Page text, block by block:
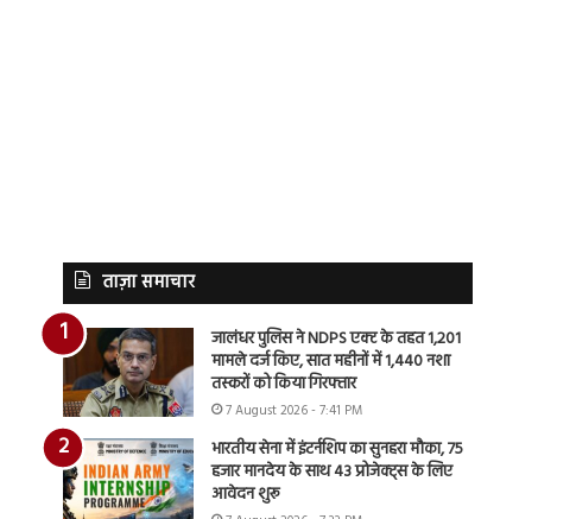
ताज़ा समाचार
जालंधर पुलिस ने NDPS एक्ट के तहत 1,201
मामले दर्ज किए, सात महीनों में 1,440 नशा
तस्करों को किया गिरफ्तार
7 August 2026 - 7:41 PM
भारतीय सेना में इंटर्नशिप का सुनहरा मौका, 75
हजार मानदेय के साथ 43 प्रोजेक्ट्स के लिए
आवेदन शुरू